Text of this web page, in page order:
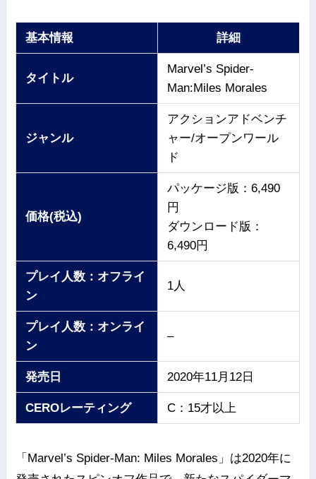
基本情報 詳細
タイトル
Marvel’s Spider-
Man:Miles Morales
ジャンル
アクションアドベンチ
ャー/オープンワール
ド
価格(税込)
パッケージ版：6,490
円
ダウンロード版：
6,490円
プレイ人数：オフライ
ン
1人
プレイ人数：オンライ
ン
–
発売日 2020年11月12日
CEROレーティング C：15才以上
「Marvel’s Spider-Man: Miles Morales」は2020年に